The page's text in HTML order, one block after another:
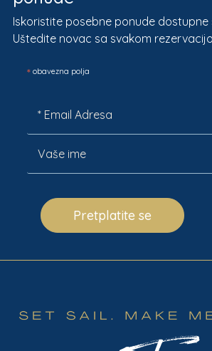
Iskoristite posebne ponude dostupne
Uštedite novac sa svakom
*obavezna polja
Pretplatite se